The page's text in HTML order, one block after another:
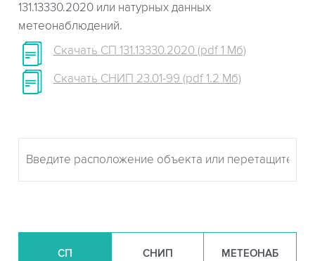
131.13330.2020 или натурных данных
метеонаблюдений.
Скачать СП 131.13330.2020 (pdf 1 Мб)
Скачать СНИП 23.01-99 (pdf 1.2 Мб)
СП СНИП МЕТЕОНАБ